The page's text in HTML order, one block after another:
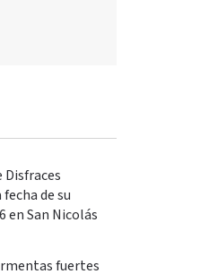
Disfraces
de su
en San Nicolás
fuertes